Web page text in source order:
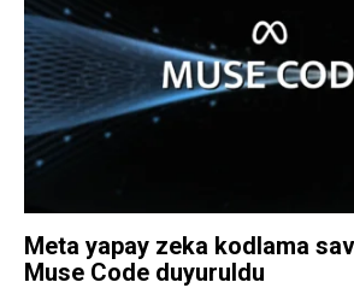
Meta yapay zeka kodlama
Muse Code duyuruldu